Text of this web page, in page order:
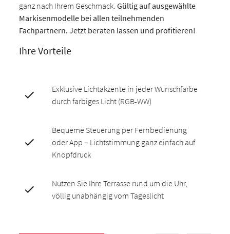
ganz nach Ihrem Geschmack.Gültig auf ausgewählte
Markisenmodelle bei allen teilnehmenden
Fachpartnern. Jetzt beraten lassen und profitieren!
Ihre Vorteile
Exklusive Lichtakzente in jeder Wunschfarbe
durch farbiges Licht (RGB-WW)
Bequeme Steuerung per Fernbedienung
oder App – Lichtstimmung ganz einfach auf
Knopfdruck
Nutzen Sie Ihre Terrasse rund um die Uhr,
völlig unabhängig vom Tageslicht